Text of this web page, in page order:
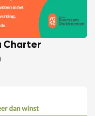
Charter